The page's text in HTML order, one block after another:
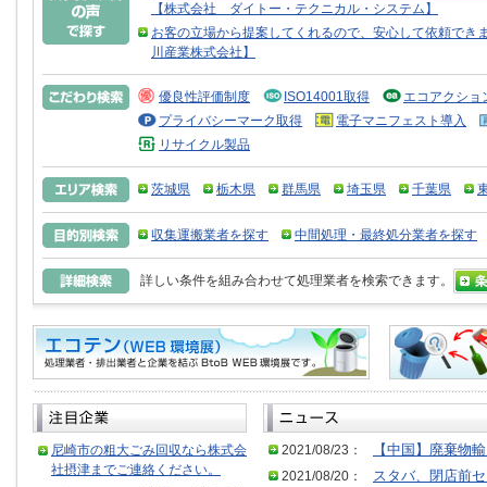
【株式会社 ダイトー・テクニカル・システム】
お客の立場から提案してくれるので、安心して依頼で
川産業株式会社】
優良性評価制度 ISO14001取得
エコアクショ
プライバシーマーク取得
電子マニフェスト導入
リサイクル製品
茨城県 栃木県 群馬県 埼玉県 千葉県
収集運搬業者を探す 中間処理・最終処分業者を探す
詳しい条件を組み合わせて処理業者を検索できます。
尼崎市の粗大ごみ回収なら株式会
社摂津までご連絡ください。
2021/08/23：
【中国】廃棄物
2021/08/20：
スタバ、閉店前